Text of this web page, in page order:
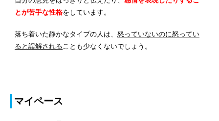
とが苦手な性格をしています。
落ち着いた静かなタイプの人は、 怒っていないのに怒ってい
ると誤解されることも少なくないでしょう。
マイペース